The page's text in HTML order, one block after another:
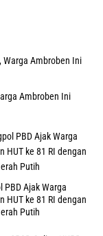
Ambroben Ini
PBD Ajak Warga
HUT ke 81 RI dengan
Putih